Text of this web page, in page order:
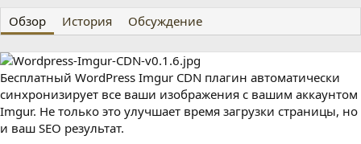
т
о
р
т
а
с
о
з
д
а
и
Обзор История Обсуждение
Бесплатный WordPress Imgur CDN плагин автоматически
синхронизирует все ваши изображения с вашим аккаунтом
Imgur. Не только это улучшает время загрузки страницы, но
и ваш SEO результат.